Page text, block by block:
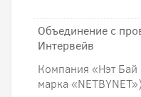
Объединение с
Интервейв
Компания «Нэт Бай
марка